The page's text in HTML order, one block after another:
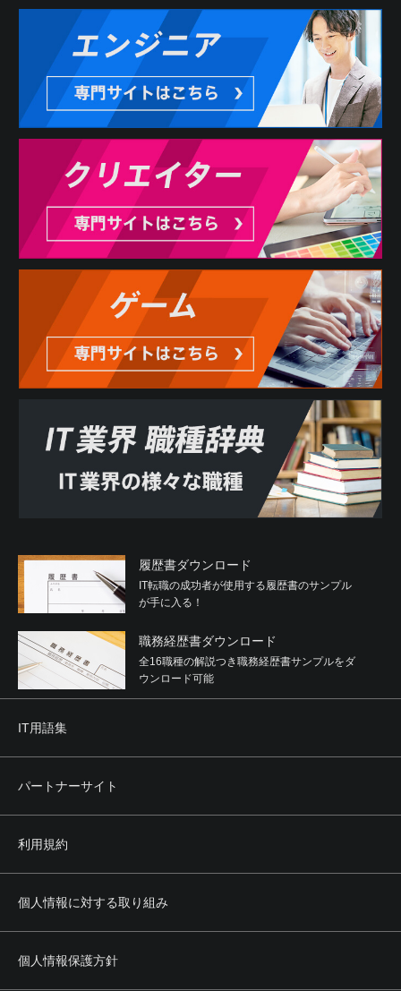
履歴書ダウンロード
IT転職の成功者が使用する履歴書のサンプル
が手に入る！
職務経歴書ダウンロード
全16職種の解説つき職務経歴書サンプルをダ
ウンロード可能
IT用語集
パートナーサイト
利用規約
個人情報に対する取り組み
個人情報保護方針